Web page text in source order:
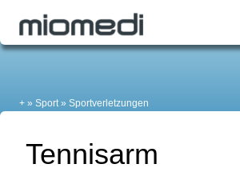
+ Sport Sportverletzungen
Tennisarm